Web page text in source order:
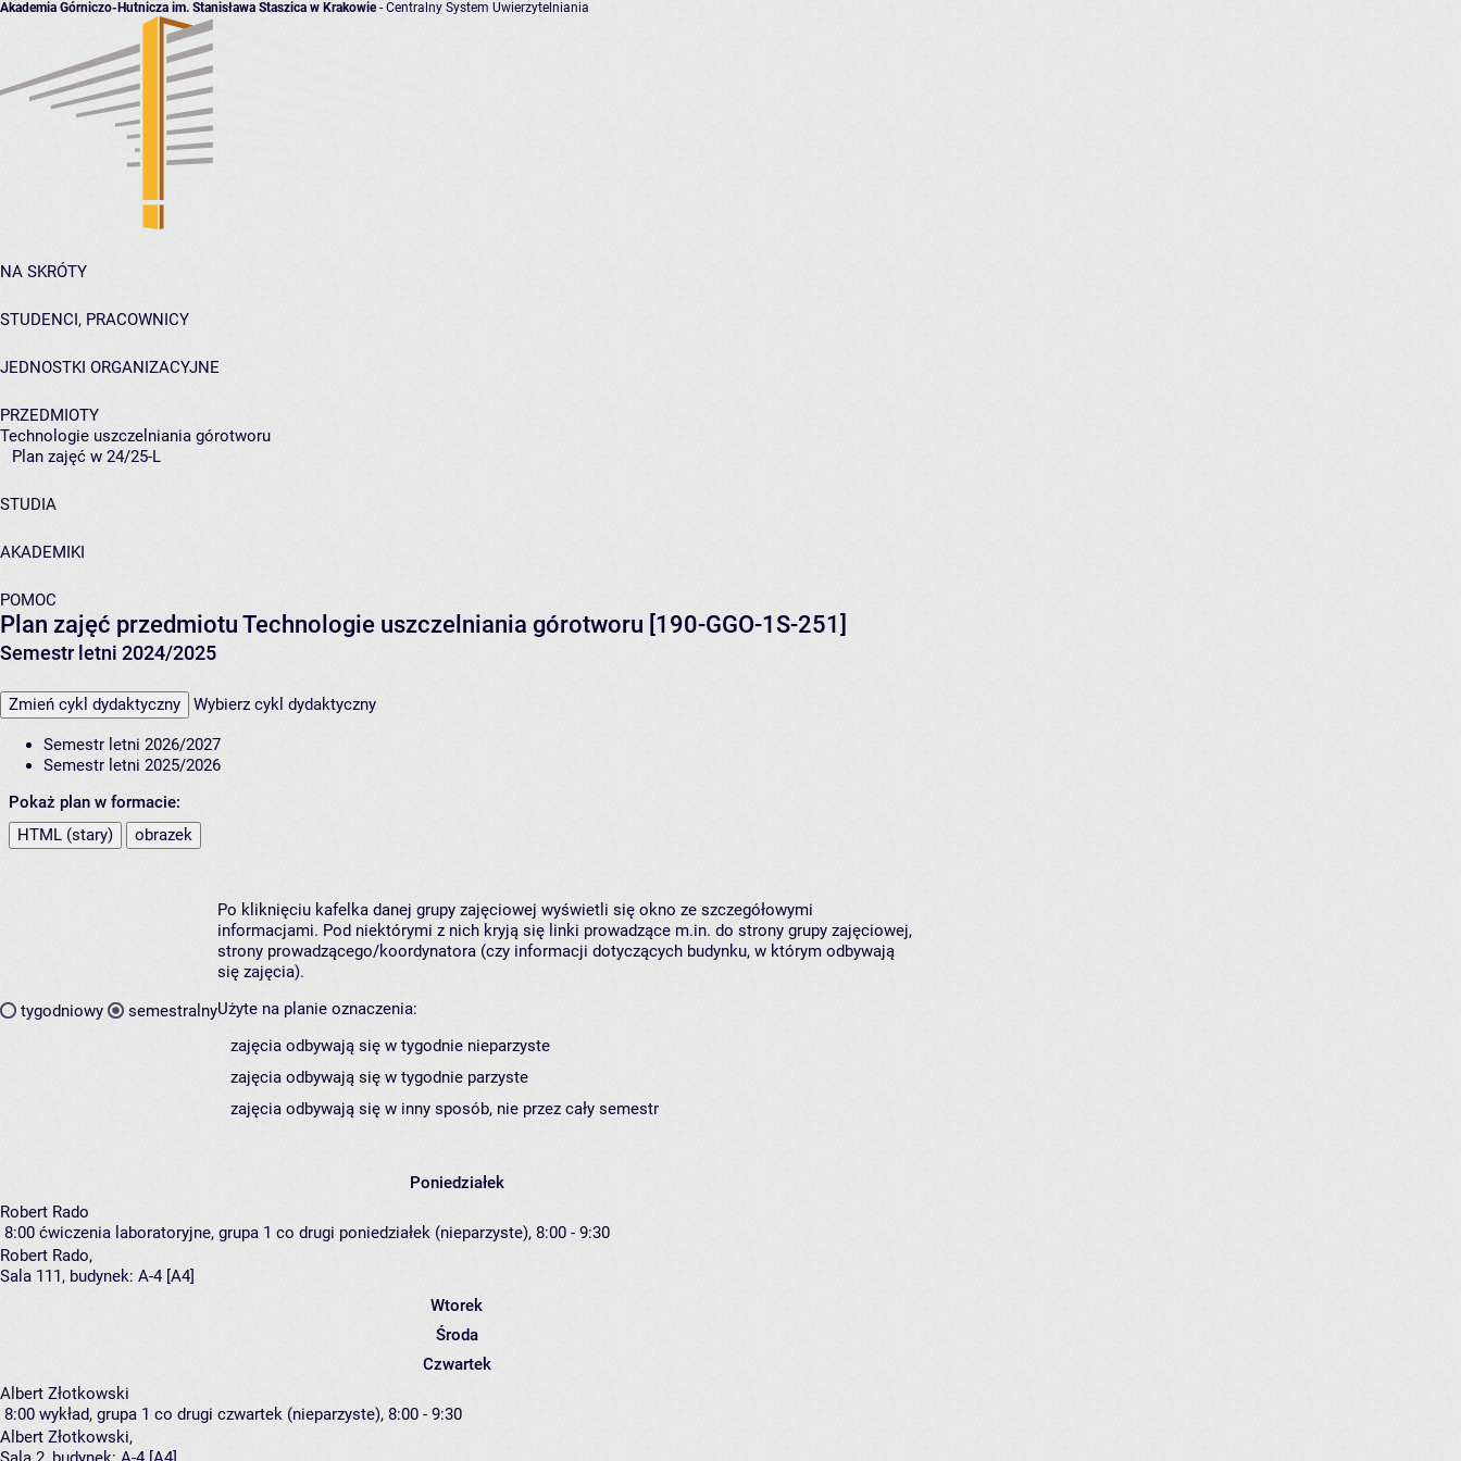
Akademia Górniczo-Hutnicza im. Stanisława Staszica w Krakowie- Centralny System Uwierzytelniania
NA SKRÓTY
STUDENCI, PRACOWNICY
JEDNOSTKI ORGANIZACYJNE
PRZEDMIOTY
Technologie uszczelniania górotworu
Plan zajęć w 24/25-L
STUDIA
AKADEMIKI
POMOC
Plan zajęć przedmiotu Technologie uszczelniania górotworu [190-GGO-1S-251]
Semestr letni 2024/2025
Zmień cykl dydaktyczny Wybierz cykl dydaktyczny
Semestr letni 2026/2027
Semestr letni 2025/2026
Pokaż plan w formacie:
HTML (stary)
obrazek
tygodniowy semestralny
Po kliknięciu kafelka danej grupy zajęciowej wyświetli się okno ze szczegółowymi
informacjami. Pod niektórymi z nich kryją się linki prowadzące m.in. do strony grupy zajęciowej,
strony prowadzącego/koordynatora (czy informacji dotyczących budynku, w którym odbywają
się zajęcia).
Użyte na planie oznaczenia:
zajęcia odbywają się w tygodnie nieparzyste
zajęcia odbywają się w tygodnie parzyste
zajęcia odbywają się w inny sposób, nie przez cały semestr
Poniedziałek
Robert Rado
8:00 ćwiczenia laboratoryjne, grupa 1 co drugi poniedziałek (nieparzyste), 8:00 - 9:30
Robert Rado,
Sala 111, budynek: A-4 [A4]
Wtorek
Środa
Czwartek
Albert Złotkowski
8:00 wykład, grupa 1 co drugi czwartek (nieparzyste), 8:00 - 9:30
Albert Złotkowski,